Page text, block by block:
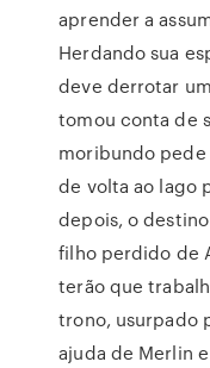
aprender a
Herdando sua
deve derrotar
tomou conta de
moribundo pede
de volta ao lago
depois, o
filho perdido de
terão que
trono, usurpado
ajuda de Merlin